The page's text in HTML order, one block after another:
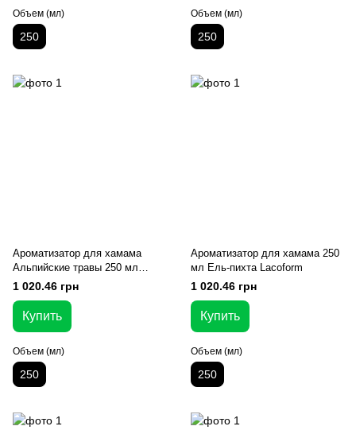
Объем (мл)
250
Объем (мл)
250
Ароматизатор для хамама
Альпийские травы 250 мл
Lacoform
1 020.46 грн
Купить
Объем (мл)
250
Ароматизатор для хамама 250
мл Ель-пихта Lacoform
1 020.46 грн
Купить
Объем (мл)
250